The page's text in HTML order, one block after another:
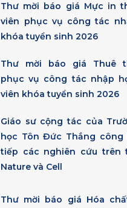
Thư mời báo giá Mực in
viên phục vụ công tác
khóa tuyển sinh 2026
Thư mời báo giá Thuê
phục vụ công tác nhập
viên khóa tuyển sinh 2026
Giáo sư cộng tác của
học Tôn Đức Thắng công
tiếp các nghiên cứu trên
Nature và Cell
Thư mời báo giá Hóa